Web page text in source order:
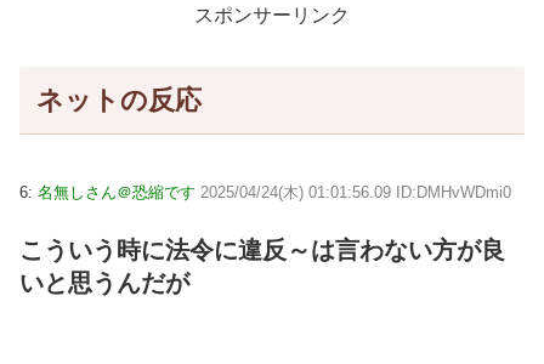
スポンサーリンク
ネットの反応
6: 名無しさん＠恐縮です 2025/04/24(木) 01:01:56.09 ID:DMHvWDmi0
こういう時に法令に違反～は言わない方が良
いと思うんだが